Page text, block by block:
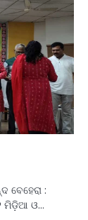
:
ମିଡ଼ିଆ ଓ…